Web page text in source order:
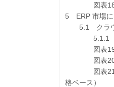
図表18 ユー
5 ERP 市場に
5.1 クラウ
5.1.1 クラ
図表19 ク
図表20 ERP
図表21
格ベース）